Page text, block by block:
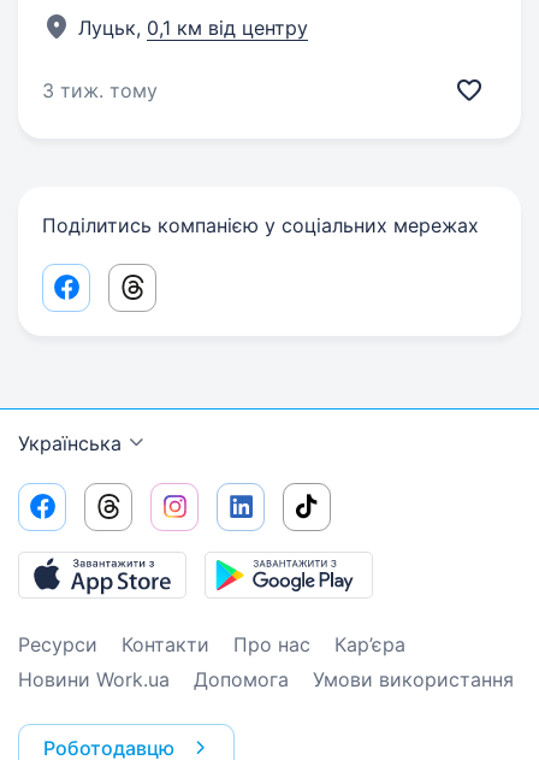
Луцьк, 0,1 км від центру
3 тиж. тому
Поділитись компанією у соціальних мережах
Facebook share link
Threads share link
Українська
Ресурси Контакти Про нас
Кар’єра
Новини Work.ua
Допомога Умови використання
Роботодавцю